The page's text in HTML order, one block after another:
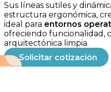
Sus líneas sutiles y
estructura ergonómica,
ideal para entornos
ofreciendo funcionalidad,
arquitectónica limpia.
Solicitar cotización